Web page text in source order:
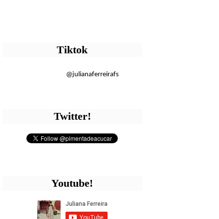
Tiktok
@julianaferreirafs
Twitter!
Youtube!